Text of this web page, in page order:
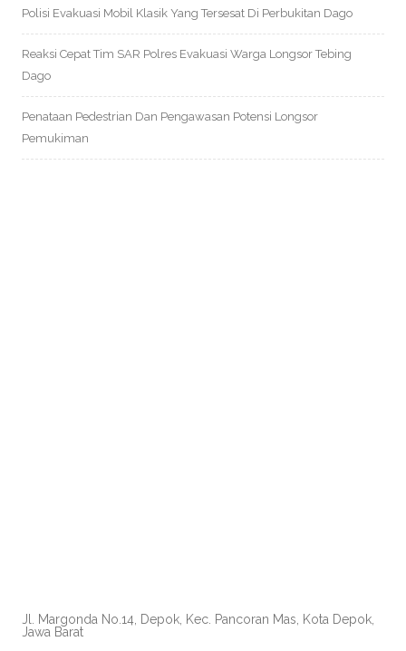
Polisi Evakuasi Mobil Klasik Yang Tersesat Di Perbukitan Dago
Reaksi Cepat Tim SAR Polres Evakuasi Warga Longsor Tebing
Dago
Penataan Pedestrian Dan Pengawasan Potensi Longsor
Pemukiman
Jl. Margonda No.14, Depok, Kec. Pancoran Mas, Kota Depok,
Jawa Barat